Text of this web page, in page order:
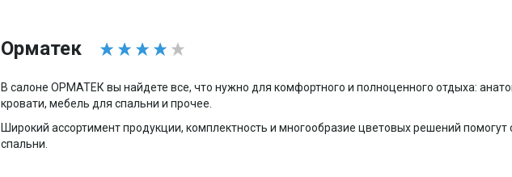
Орматек
В салоне ОРМАТЕК вы найдете все, что нужно для комфортного и полноценного отдыха:
кровати, мебель для спальни и прочее.
Широкий ассортимент продукции, комплектность и многообразие цветовых решений
спальни.